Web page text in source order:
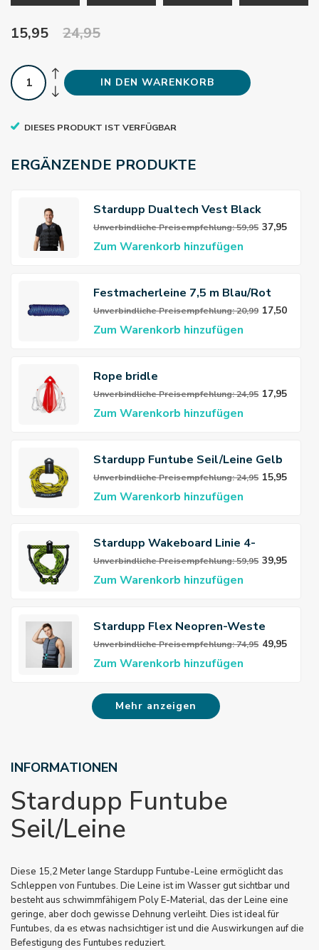
15,95 24,95
IN DEN WARENKORB
DIESES PRODUKT IST VERFÜGBAR
ERGÄNZENDE PRODUKTE
Stardupp Dualtech Vest Black
Unverbindliche Preisempfehlung: 59,95 37,95
Zum Warenkorb hinzufügen
Festmacherleine 7,5 m Blau/Rot
Unverbindliche Preisempfehlung: 20,99 17,50
Zum Warenkorb hinzufügen
Rope bridle
Unverbindliche Preisempfehlung: 24,95 17,95
Zum Warenkorb hinzufügen
Stardupp Funtube Seil/Leine Gelb
Unverbindliche Preisempfehlung: 24,95 15,95
Zum Warenkorb hinzufügen
Stardupp Wakeboard Linie 4-
Sektionen
Unverbindliche Preisempfehlung: 59,95 39,95
Zum Warenkorb hinzufügen
Stardupp Flex Neopren-Weste
Unverbindliche Preisempfehlung: 74,95 49,95
Zum Warenkorb hinzufügen
Mehr anzeigen
INFORMATIONEN
Stardupp Funtube
Seil/Leine
Diese 15,2 Meter lange Stardupp Funtube-Leine ermöglicht das
Schleppen von Funtubes. Die Leine ist im Wasser gut sichtbar und
besteht aus schwimmfähigem Poly E-Material, das der Leine eine
geringe, aber doch gewisse Dehnung verleiht. Dies ist ideal für
Funtubes, da es etwas nachsichtiger ist und die Auswirkungen auf die
Befestigung des Funtubes reduziert.